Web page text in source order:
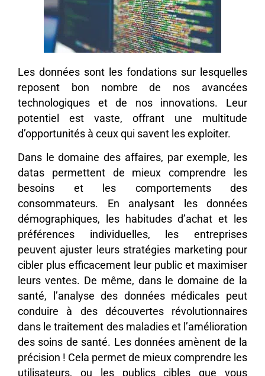
Les données sont les fondations sur lesquelles
reposent bon nombre de nos avancées
technologiques et de nos innovations. Leur
potentiel est vaste, offrant une multitude
d’opportunités à ceux qui savent les exploiter.
Dans le domaine des affaires, par exemple, les
datas permettent de mieux comprendre les
besoins et les comportements des
consommateurs. En analysant les données
démographiques, les habitudes d’achat et les
préférences individuelles, les entreprises
peuvent ajuster leurs stratégies marketing pour
cibler plus efficacement leur public et maximiser
leurs ventes. De même, dans le domaine de la
santé, l’analyse des données médicales peut
conduire à des découvertes révolutionnaires
dans le traitement des maladies et l’amélioration
des soins de santé. Les données amènent de la
précision ! Cela permet de mieux comprendre les
utilisateurs, ou les publics cibles que vous